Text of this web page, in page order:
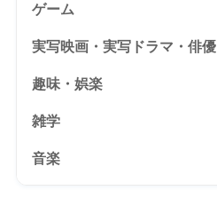
ゲーム
実写映画・実写ドラマ・俳優
趣味・娯楽
雑学
音楽